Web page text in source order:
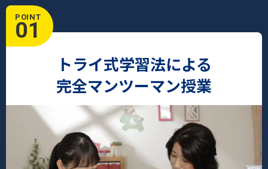
POINT
01
トライ式学習法による
完全マンツーマン授業